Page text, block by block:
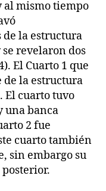
al mismo tiempo
la estructura
se revelaron dos
El Cuarto 1 que
de la estructura
El cuarto tuvo
una banca
2 fue
cuarto también
sin embargo su